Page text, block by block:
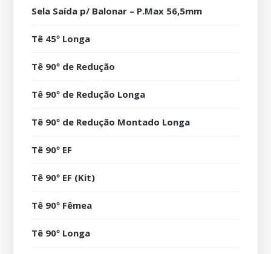
Sela Saída p/ Balonar – P.Max 56,5mm
Tê 45º Longa
Tê 90º de Redução
Tê 90º de Redução Longa
Tê 90º de Redução Montado Longa
Tê 90º EF
Tê 90º EF (Kit)
Tê 90º Fêmea
Tê 90º Longa